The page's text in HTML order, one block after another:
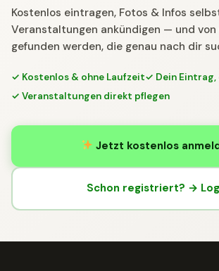
Kostenlos eintragen, Fotos & Infos
Veranstaltungen ankündigen — und von
gefunden werden, die genau nach dir
✓ Kostenlos & ohne Laufzeit✓ Dein
✓ Veranstaltungen direkt pflegen
Jetzt kostenlos
Schon registriert? →